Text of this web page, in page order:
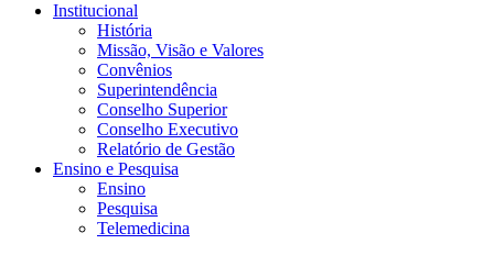
Institucional
História
Missão, Visão e Valores
Convênios
Superintendência
Conselho Superior
Conselho Executivo
Relatório de Gestão
Ensino e Pesquisa
Ensino
Pesquisa
Telemedicina